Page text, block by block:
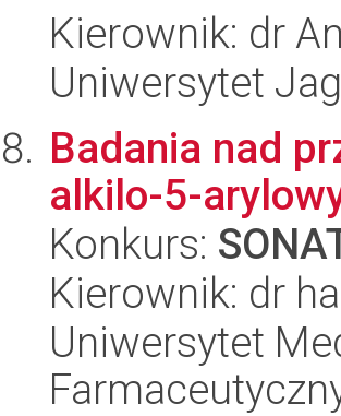
Kierownik: dr
Uniwersytet
Badania nad
alkilo-5-
Konkurs:
Kierownik: dr
Uniwersytet